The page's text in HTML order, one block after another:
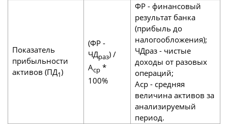
Показатель
прибыльности
активов (ПД1)
(ФР -
ЧДраз) /
Аср *
100%
ФР - финансовый
результат банка
(прибыль до
налогообложения);
ЧДраз - чистые
доходы от разовых
операций;
Аср - средняя
величина активов за
анализируемый
период.